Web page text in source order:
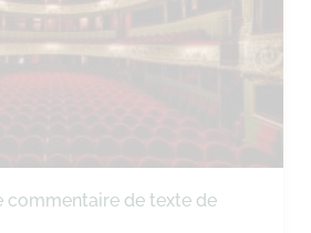
commentaire de texte de